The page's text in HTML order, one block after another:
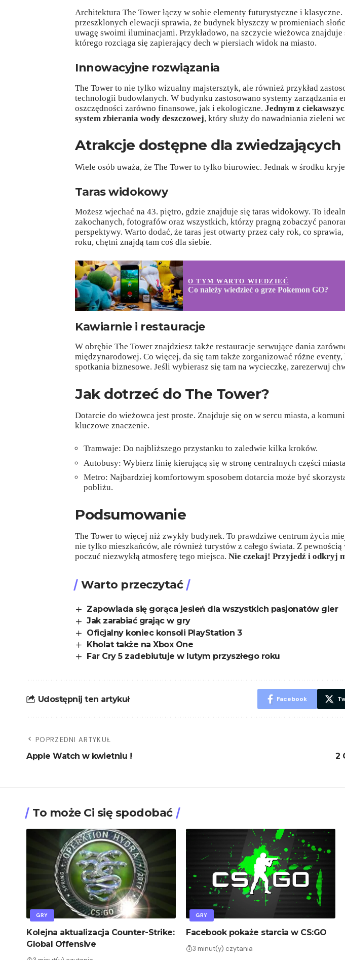
Architektura The Tower łączy w sobie elementy futurystyczne i klasyczne.
przeszklonych elewacji sprawia, że budynek błyszczy w promieniach
uwagę swoimi iluminacjami. Przykładowo, na szczycie wieżowca
którego rozciąga się zapierający dech w piersiach widok na miasto.
Innowacyjne rozwiązania
The Tower to nie tylko wizualny majstersztyk, ale również przykład
technologii budowlanych. W budynku zastosowano systemy zarządzania
oszczędności zarówno finansowe, jak i ekologiczne. Jednym z
system zbierania wody deszczowej, który służy do nawadniania zieleni
Atrakcje dostępne dla zwiedzających
Wiele osób uważa, że The Tower to tylko biurowiec. Jednak w środku
Taras widokowy
Możesz wjechać na 43. piętro, gdzie znajduje się taras widokowy. To
zakochanych, fotografów oraz wszystkich, którzy pragną zobaczyć
perspektywy. Warto dodać, że taras jest otwarty przez cały rok, co
roku, chętni znajdą tam coś dla siebie.
O TYM WARTO WIEDZIEĆ
Co należy wiedzieć o grze Pokemon GO?
Kawiarnie i restauracje
W obrębie The Tower znajdziesz także restauracje serwujące dania
międzynarodowej. Co więcej, da się tam także zorganizować różne
spotkania biznesowe. Jeśli wybierasz się tam na wycieczkę, zarezerwuj
Jak dotrzeć do The Tower?
Dotarcie do wieżowca jest proste. Znajduje się on w sercu miasta, a
kluczowe znaczenie.
Tramwaje: Do najbliższego przystanku to zaledwie kilka kroków.
Autobusy: Wybierz linię kierującą się w stronę centralnych części
Metro: Najbardziej komfortowym sposobem dotarcia może być
pobliżu.
Podsumowanie
The Tower to więcej niż zwykły budynek. To prawdziwe centrum życia
nie tylko mieszkańców, ale również turystów z całego świata. Z
poczuć niezwykłą atmosferę tego miejsca. Nie czekaj! Przyjedź i odkryj
Warto przeczytać
Zapowiada się gorąca jesień dla wszystkich pasjonatów gier
Jak zarabiać grając w gry
Oficjalny koniec konsoli PlayStation 3
Kholat także na Xbox One
Far Cry 5 zadebiutuje w lutym przyszłego roku
Udostępnij ten artykuł Facebook
POPRZEDNI ARTYKUŁ
Apple Watch w kwietniu ! 2
To może Ci się spodobać
GRY
Kolejna aktualizacja Counter-Strike:
Global Offensive
GRY
Facebook pokaże starcia w CS:GO
3 minut(y) czytania